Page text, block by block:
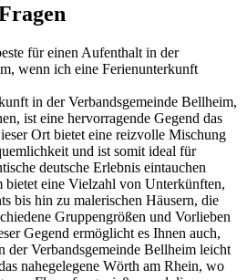
für einen Aufenthalt in der
wenn ich eine Ferienunterkunft
in der Verbandsgemeinde Bellheim,
ist eine hervorragende Gegend das
Ort bietet eine reizvolle Mischung
und ist somit ideal für
deutsche Erlebnis eintauchen
bietet eine Vielzahl von Unterkünften,
bis hin zu malerischen Häusern, die
Gruppengrößen und Vorlieben
Gegend ermöglicht es Ihnen auch,
der Verbandsgemeinde Bellheim leicht
nahegelegene Wörth am Rhein, wo